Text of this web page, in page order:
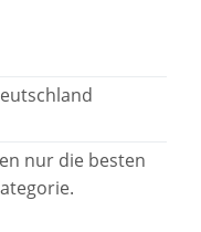
nur die besten